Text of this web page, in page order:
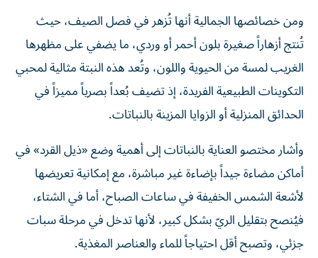
ومن خصائصها الجمالية أنها تُزهر في فصل الصيف، حيث
تُنتج أزهاراً صغيرة بلون أحمر أو وردي، ما يضفي على مظهرها
الغريب لمسة من الحيوية واللون، وتُعد هذه النبتة مثالية لمحبي
التكوينات الطبيعية الفريدة، إذ تضيف بُعداً بصرياً مميزاً في
الحدائق المنزلية أو الزوايا المزينة بالنباتات.
وأشار مختصو العناية بالنباتات إلى أهمية وضع «ذيل القرد» في
أماكن مضاءة جيداً بإضاءة غير مباشرة، مع إمكانية تعريضها
لأشعة الشمس الخفيفة في ساعات الصباح، أما في الشتاء،
فيُنصح بتقليل الريّ بشكل كبير، لأنها تدخل في مرحلة سبات
جزئي، وتصبح أقل احتياجاً للماء والعناصر المغذية.